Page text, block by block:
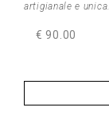
artigianale e unica.
€ 90.00